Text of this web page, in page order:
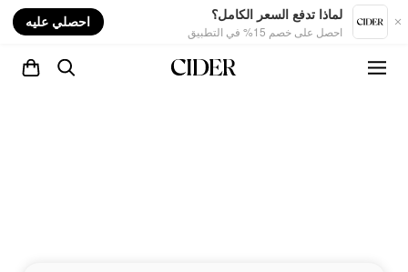
لماذا تدفع السعر الكامل؟
احصل على خصم 15% في التطبيق
احصلي عليه